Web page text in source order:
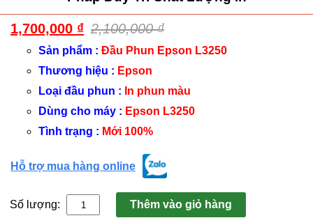
2,100,000₫
1,700,000 ₫
Sản phẩm : Đầu Phun Epson L3250
Thương hiệu : Epson
Loại đầu phun : In phun màu
Dùng cho máy : Epson L3250
Tình trạng : Mới 100%
Hỗ trợ mua hàng online
Số lượng: Thêm vào giỏ hàng